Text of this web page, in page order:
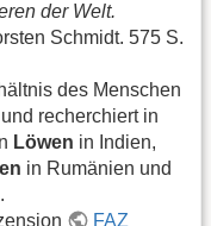
der Welt.
Schmidt. 575 S.
des Menschen
recherchiert in
Löwen in Indien,
in Rumänien und
FAZ